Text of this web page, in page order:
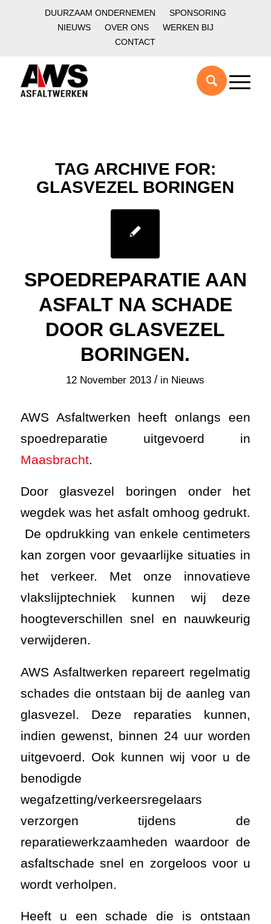
DUURZAAM ONDERNEMEN
SPONSORING
NIEUWS
OVER ONS
WERKEN BIJ
CONTACT
TAG ARCHIVE FOR:
GLASVEZEL BORINGEN
SPOEDREPARATIE AAN
ASFALT NA SCHADE
DOOR GLASVEZEL
BORINGEN.
12 November 2013 / in Nieuws
AWS Asfaltwerken heeft onlangs een
spoedreparatie uitgevoerd in
Maasbracht.
Door glasvezel boringen onder het
wegdek was het asfalt omhoog gedrukt.
De opdrukking van enkele centimeters
kan zorgen voor gevaarlijke situaties in
het verkeer. Met onze innovatieve
vlakslijptechniek kunnen wij deze
hoogteverschillen snel en nauwkeurig
verwijderen.
AWS Asfaltwerken repareert regelmatig
schades die ontstaan bij de aanleg van
glasvezel. Deze reparaties kunnen,
indien gewenst, binnen 24 uur worden
uitgevoerd. Ook kunnen wij voor u de
benodigde
wegafzetting/verkeersregelaars
verzorgen tijdens de
reparatiewerkzaamheden waardoor de
asfaltschade snel en zorgeloos voor u
wordt verholpen.
Heeft u een schade die is ontstaan